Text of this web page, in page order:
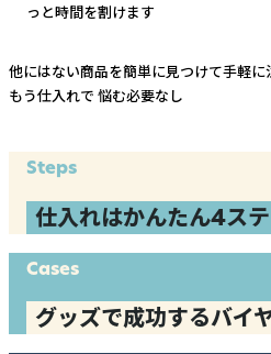
っと時間を割けます
他にはない商品を簡単に見つけて手軽に
もう仕入れで 悩む必要なし
Steps
仕入れはかんたん4ス
Cases
グッズで成功するバイ